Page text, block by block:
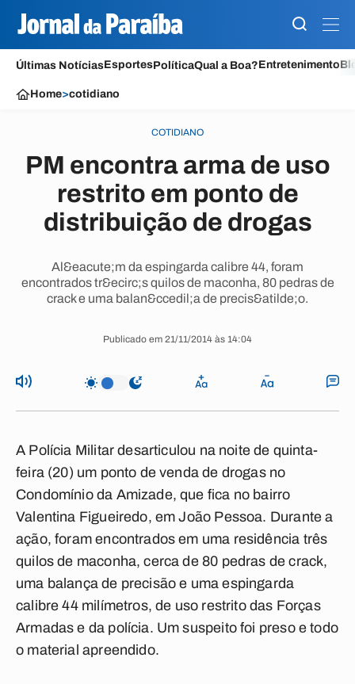
Últimas NotíciasEsportesPolíticaQual a Boa?Entretenimento
Home>cotidiano
COTIDIANO
PM encontra arma de uso
restrito em ponto de
distribuição de drogas
Al&eacute;m da espingarda calibre 44, foram
encontrados tr&ecirc;s quilos de maconha, 80 pedras de
crack e uma balan&ccedil;a de precis&atilde;o.
Publicado em 21/11/2014 às 14:04
A Polícia Militar desarticulou na noite de quinta-
feira (20) um ponto de venda de drogas no
Condomínio da Amizade, que fica no bairro
Valentina Figueiredo, em João Pessoa. Durante a
ação, foram encontrados em uma residência três
quilos de maconha, cerca de 80 pedras de crack,
uma balança de precisão e uma espingarda
calibre 44 milímetros, de uso restrito das Forças
Armadas e da polícia. Um suspeito foi preso e todo
o material apreendido.